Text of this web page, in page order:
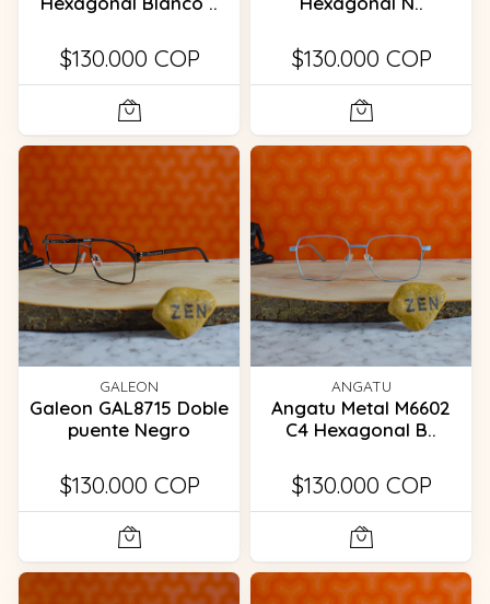
$130.000 COP $130.000 COP
GALEON
Galeon GAL8715 Doble
puente Negro
$130.000 COP
ANGATU
Angatu Metal M6602
C4 Hexagonal B..
$130.000 COP